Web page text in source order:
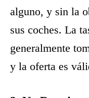
alguno, y sin la
sus coches. La
generalmente
y la oferta es